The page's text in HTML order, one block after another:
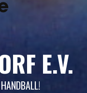
E.V.